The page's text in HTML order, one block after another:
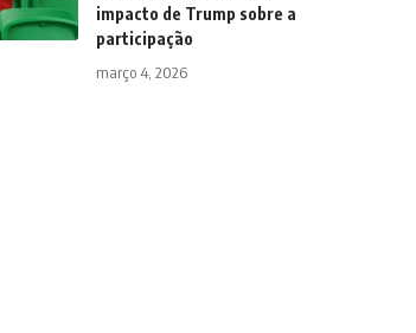
impacto de Trump sobre a
participação
março 4, 2026